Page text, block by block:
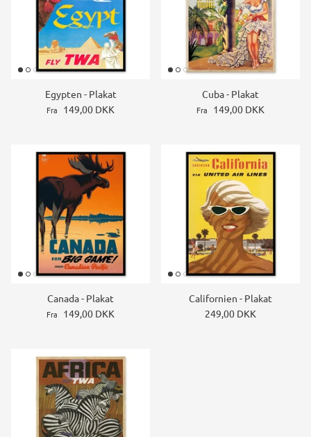
Egypten - Plakat
Fra 149,00 DKK
Cuba - Plakat
Fra 149,00 DKK
Canada - Plakat
Fra 149,00 DKK
Californien - Plakat
249,00 DKK